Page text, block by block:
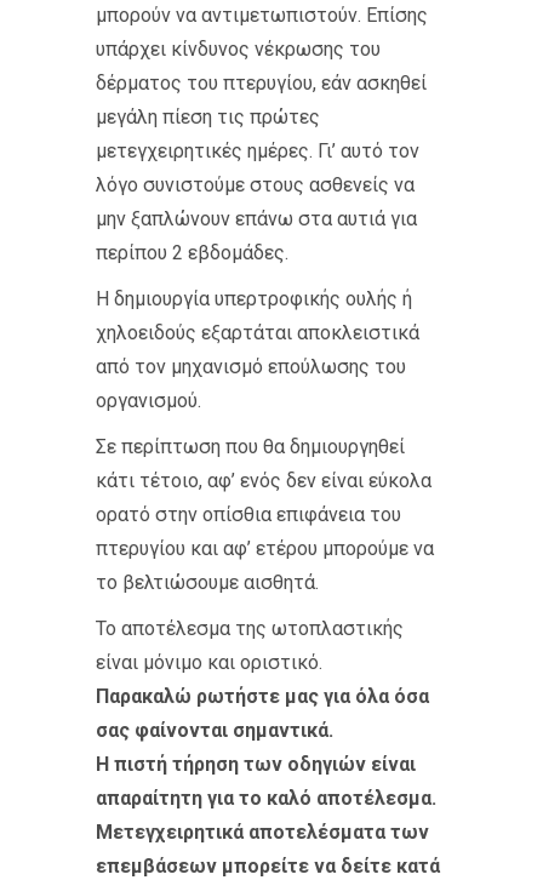
μπορούν να αντιμετωπιστούν. Επίσης
υπάρχει κίνδυνος νέκρωσης του
δέρματος του πτερυγίου, εάν ασκηθεί
μεγάλη πίεση τις πρώτες
μετεγχειρητικές ημέρες. Γι’ αυτό τον
λόγο συνιστούμε στους ασθενείς να
μην ξαπλώνουν επάνω στα αυτιά για
περίπου 2 εβδομάδες.
Η δημιουργία υπερτροφικής ουλής ή
χηλοειδούς εξαρτάται αποκλειστικά
από τον μηχανισμό επούλωσης του
οργανισμού.
Σε περίπτωση που θα δημιουργηθεί
κάτι τέτοιο, αφ’ ενός δεν είναι εύκολα
ορατό στην οπίσθια επιφάνεια του
πτερυγίου και αφ’ ετέρου μπορούμε να
το βελτιώσουμε αισθητά.
Το αποτέλεσμα της ωτοπλαστικής
είναι μόνιμο και οριστικό.
Παρακαλώ ρωτήστε μας για όλα όσα
σας φαίνονται σημαντικά.
Η πιστή τήρηση των οδηγιών είναι
απαραίτητη για το καλό αποτέλεσμα.
Μετεγχειρητικά αποτελέσματα των
επεμβάσεων μπορείτε να δείτε κατά